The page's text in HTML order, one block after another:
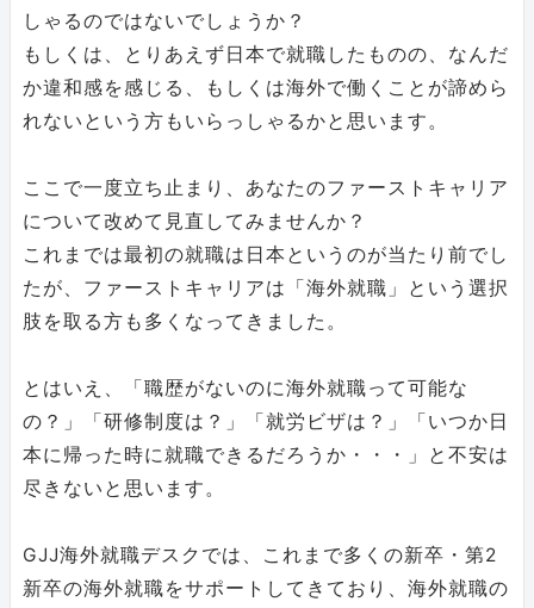
しゃるのではないでしょうか？
もしくは、とりあえず日本で就職したものの、なんだ
か違和感を感じる、もしくは海外で働くことが諦めら
れないという方もいらっしゃるかと思います。
ここで一度立ち止まり、あなたのファーストキャリア
について改めて見直してみませんか？
これまでは最初の就職は日本というのが当たり前でし
たが、ファーストキャリアは「海外就職」という選択
肢を取る方も多くなってきました。
とはいえ、「職歴がないのに海外就職って可能な
の？」「研修制度は？」「就労ビザは？」「いつか日
本に帰った時に就職できるだろうか・・・」と不安は
尽きないと思います。
GJJ海外就職デスクでは、これまで多くの新卒・第2
新卒の海外就職をサポートしてきており、海外就職の